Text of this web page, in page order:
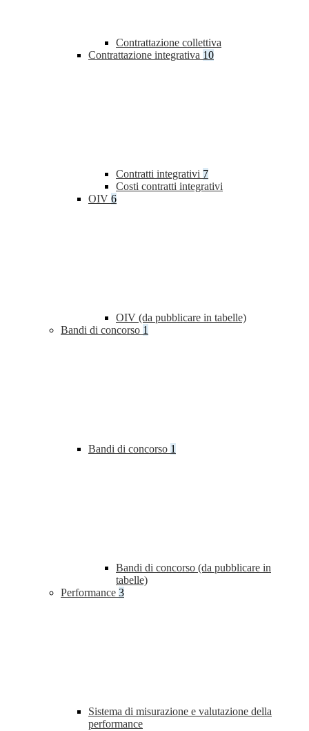
Contrattazione collettiva
Contrattazione integrativa 10
Contratti integrativi 7
Costi contratti integrativi
OIV 6
OIV (da pubblicare in tabelle)
Bandi di concorso 1
Bandi di concorso 1
Bandi di concorso (da pubblicare in
tabelle)
Performance 3
Sistema di misurazione e valutazione della
performance